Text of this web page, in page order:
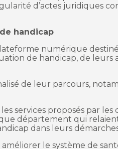
d’actes juridiques
handicap
numérique
de handicap, de leurs
de leur parcours,
services proposés par les
département qui
dans leurs
améliorer le système de